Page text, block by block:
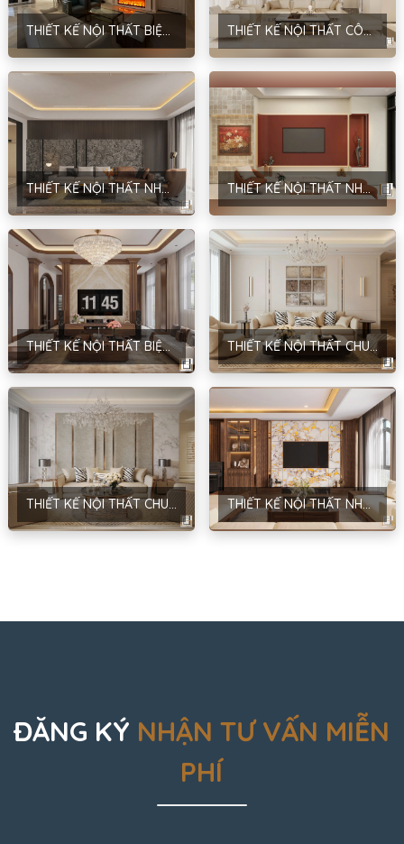
THIẾT KẾ NỘI THẤT BIỆT THỰ – PHONG CÁCH TÂN CỔ ĐIỂN – NHA TRANG THIẾT KẾ NỘI THẤT CÔNG TRÌNH PARK RIVER 167 – PHONG CÁCH HIỆN ĐẠI – ANH THẮNG – HƯNG YÊN
THIẾT KẾ NỘI THẤT NHÀ Ở DÂN DỤNG – PHONG CÁCH HIỆN ĐẠI & TRADITIONAL – ANH ĐĂNG – NAM ĐỊNH THIẾT KẾ NỘI THẤT NHÀ Ở GIA ĐÌNH – PHONG CÁCH HIỆN ĐẠI – ANH GIANG – HẢI DƯƠNG
THIẾT KẾ NỘI THẤT BIỆT THỰ SÂN VƯỜN – PHONG CÁCH NEOCLASSIC – ANH HUY THIẾT KẾ NỘI THẤT CHUNG CƯ MANDARIN GARDEN – PHONG CÁCH NEOCLASSIC – ANH BÂN
THIẾT KẾ NỘI THẤT CHUNG CƯ MANDARIN GARDEN – PHONG CÁCH NEOCLASSIC – HÀ NỘI – ANH BÌNH THIẾT KẾ NỘI THẤT NHÀ Ở GIA ĐÌNH KẾT HỢP KINH DOANH – PHONG CÁCH HIỆN ĐẠI – ANH THẮNG
ĐĂNG KÝ NHẬN TƯ VẤN MIỄN
PHÍ